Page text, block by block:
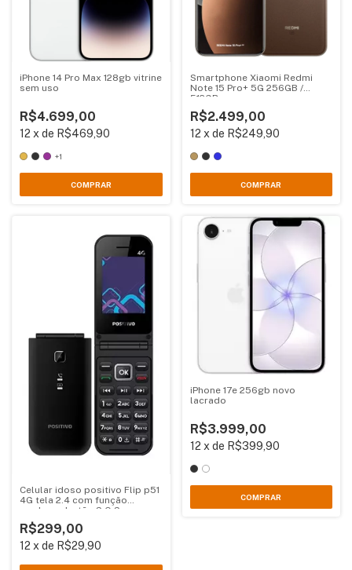
iPhone 14 Pro Max 128gb vitrine
sem uso
R$4.699,00
12 xde R$469,90
+1
COMPRAR
Smartphone Xiaomi Redmi
Note 15 Pro+ 5G 256GB /
512GB
R$2.499,00
12 xde R$249,90
COMPRAR
Celular idoso positivo Flip p51
4G tela 2.4 com função
modem e botão S.O.S
R$299,00
12 xde R$29,90
iPhone 17e 256gb novo
lacrado
R$3.999,00
12 x de R$399,90
COMPRAR